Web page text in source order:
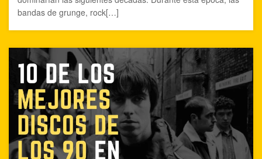
bandas de grunge, rock[…]